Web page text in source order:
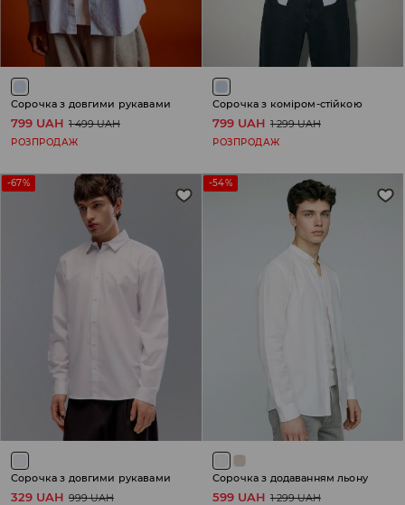
Сорочка з довгими рукавами
799 UAH 1 499 UAH
РОЗПРОДАЖ
Сорочка з коміром-стійкою
799 UAH 1 299 UAH
РОЗПРОДАЖ
-67%
Сорочка з довгими рукавами
329 UAH 999 UAH
-54%
Сорочка з додаванням льону
599 UAH 1 299 UAH